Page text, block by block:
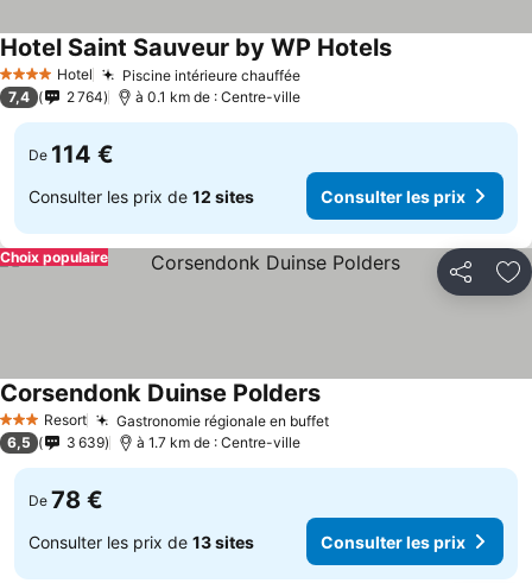
4 Étoiles Hotel Piscine intérieure chauffée
Hotel Saint Sauveur by WP Hotels
7,4 2 764 à 0.1 km de : Centre-ville
De 114 €
Consulter les prix de 12 sites Consulter les prix
Partager
Choix populaire
3 ÉtoilesResort Gastronomie régionale en buffet
Corsendonk Duinse Polders
6,5 3 639 à 1.7 km de : Centre-ville
De 78 €
Consulter les prix de 13 sites Consulter les prix